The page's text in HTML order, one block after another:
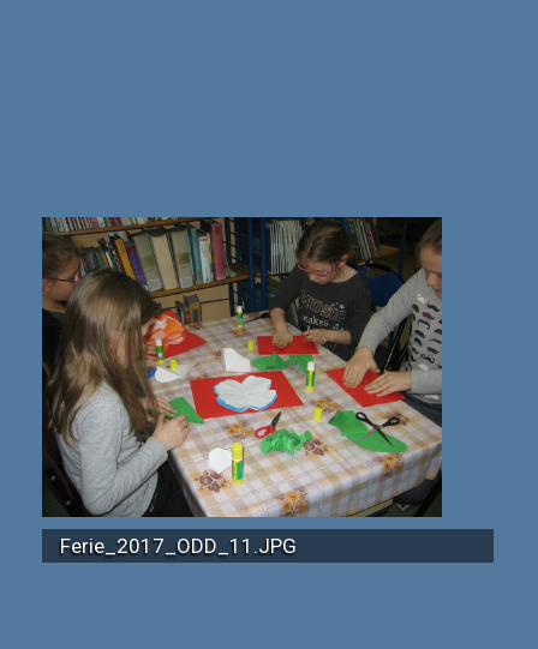
Ferie_2017_ODD_11.JPG